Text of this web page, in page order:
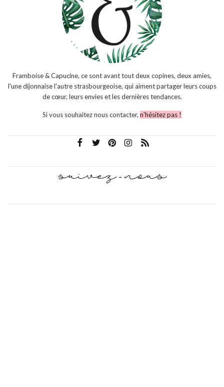
Framboise & Capucine, ce sont avant tout deux copines, deux amies,
l'une dijonnaise l'autre strasbourgeoise, qui aiment partager leurs coups
de cœur, leurs envies et les dernières tendances.
Si vous souhaitez nous contacter, n'hésitez pas !